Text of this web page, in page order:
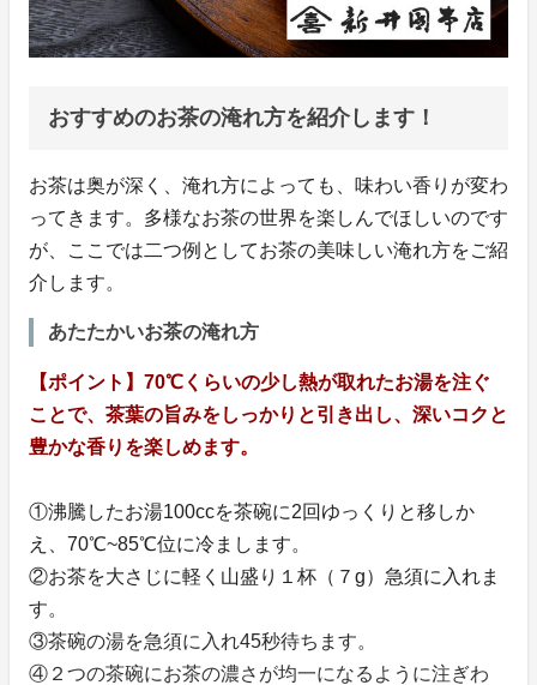
おすすめのお茶の淹れ方を紹介します！
お茶は奥が深く、淹れ方によっても、味わい香りが変わ
ってきます。多様なお茶の世界を楽しんでほしいのです
が、ここでは二つ例としてお茶の美味しい淹れ方をご紹
介します。
あたたかいお茶の淹れ方
【ポイント】70℃くらいの少し熱が取れたお湯を注ぐ
ことで、茶葉の旨みをしっかりと引き出し、深いコクと
豊かな香りを楽しめます。
①沸騰したお湯100ccを茶碗に2回ゆっくりと移しか
え、70℃~85℃位に冷まします。
②お茶を大さじに軽く山盛り１杯（７g）急須に入れま
す。
③茶碗の湯を急須に入れ45秒待ちます。
④２つの茶碗にお茶の濃さが均一になるように注ぎわ